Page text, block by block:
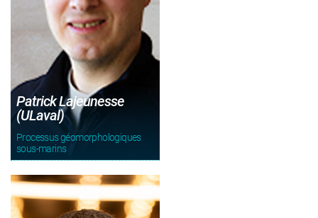
Patrick Lajeunesse
(ULaval)
Processus géomorphologiques
sous-marins